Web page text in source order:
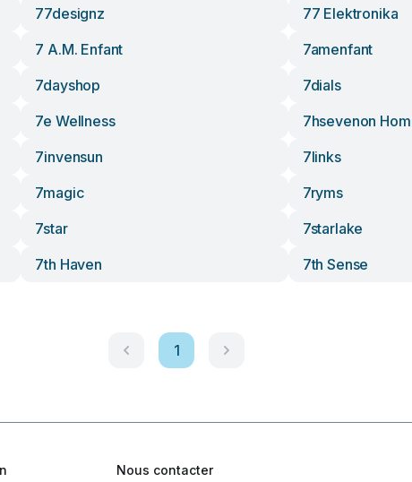
77designz
77 Elektronika
7 A.m. Enfant
7amenfant
7dayshop
7dials
7e Wellness
7hsevenon
7invensun
7links
7magic
7ryms
7star
7starlake
7th Haven 7th Sense
1
Nous contacter